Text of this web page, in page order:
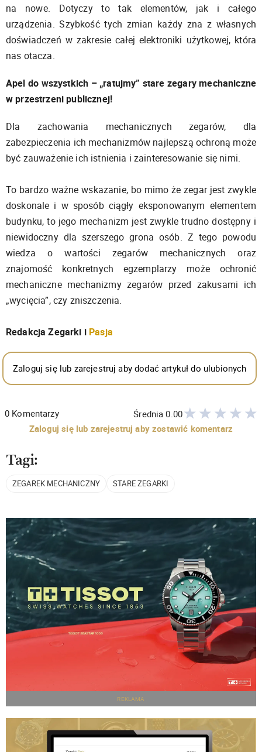
na nowe. Dotyczy to tak elementów, jak i całego
urządzenia. Szybkość tych zmian każdy zna z własnych
doświadczeń w zakresie całej elektroniki użytkowej, która
nas otacza.
Apel do wszystkich – „ratujmy” stare zegary mechaniczne
w przestrzeni publicznej!
Dla zachowania mechanicznych zegarów, dla
zabezpieczenia ich mechanizmów najlepszą ochroną może
być zauważenie ich istnienia i zainteresowanie się nimi.
To bardzo ważne wskazanie, bo mimo że zegar jest zwykle
doskonale i w sposób ciągły eksponowanym elementem
budynku, to jego mechanizm jest zwykle trudno dostępny i
niewidoczny dla szerszego grona osób. Z tego powodu
wiedza o wartości zegarów mechanicznych oraz
znajomość konkretnych egzemplarzy może ochronić
mechaniczne mechanizmy zegarów przed zakusami ich
„wycięcia”, czy zniszczenia.
Redakcja Zegarki i Pasja
Zaloguj się lub zarejestruj aby dodać artykuł do ulubionych
0 Komentarzy Średnia0.00
Zaloguj się lub zarejestruj aby zostawić komentarz
Tagi:
ZEGAREK MECHANICZNY STARE ZEGARKI
REKLAMA